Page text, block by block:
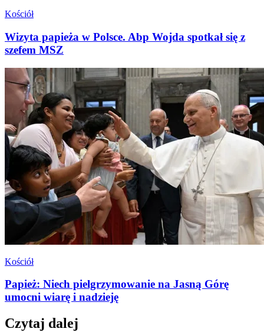
Kościół
Wizyta papieża w Polsce. Abp Wojda spotkał się z
szefem MSZ
Kościół
Papież: Niech pielgrzymowanie na Jasną Górę
umocni wiarę i nadzieję
Czytaj dalej